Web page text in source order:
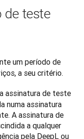
de teste
um período de
a seu critério.
assinatura de teste
numa assinatura
A assinatura de
a qualquer
pela DeepL ou